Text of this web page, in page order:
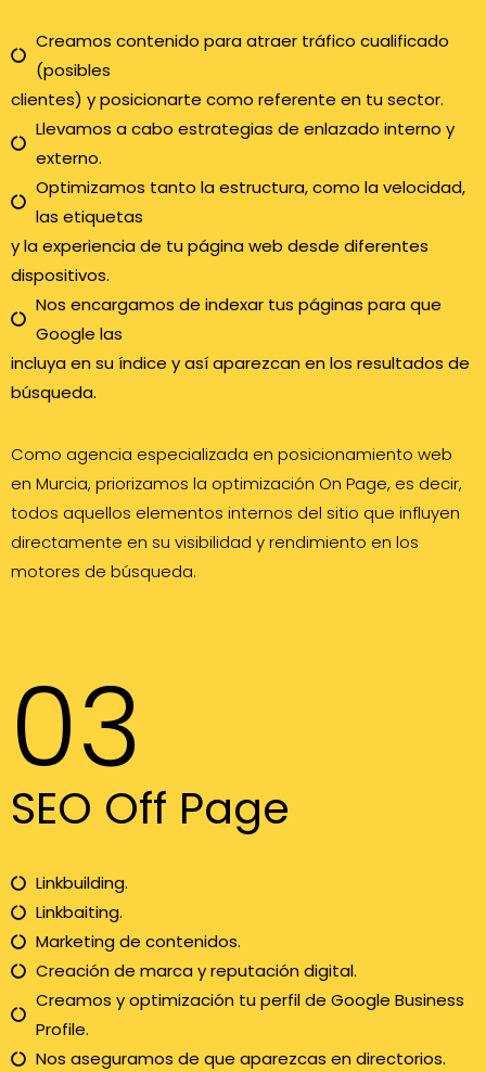
Creamos contenido para atraer tráfico cualificado
(posibles
clientes) y posicionarte como referente en tu sector.
Llevamos a cabo estrategias de enlazado interno y
externo.
Optimizamos tanto la estructura, como la velocidad,
las etiquetas
y la experiencia de tu página web desde diferentes
dispositivos.
Nos encargamos de indexar tus páginas para que
Google las
incluya en su índice y así aparezcan en los resultados de
búsqueda.
Como agencia especializada en posicionamiento web
en Murcia, priorizamos la optimización On Page, es decir,
todos aquellos elementos internos del sitio que influyen
directamente en su visibilidad y rendimiento en los
motores de búsqueda.
03
SEO Off Page
Linkbuilding.
Linkbaiting.
Marketing de contenidos.
Creación de marca y reputación digital.
Creamos y optimización tu perfil de Google Business
Profile.
Nos aseguramos de que aparezcas en directorios.